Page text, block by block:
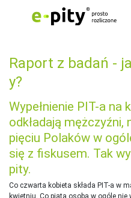
Raport z badań -
y?
Wypełnienie PIT-a na
odkładają mężczyźni,
pięciu Polaków w
się z fiskusem. Tak
pity.
Co czwarta kobieta składa PIT-a w
kwietniu. Co piąta osoba w ogóle